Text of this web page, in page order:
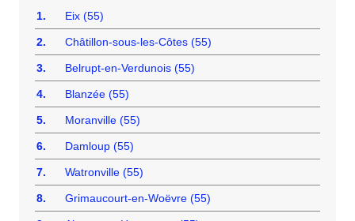
1. Eix (55)
2. Châtillon-sous-les-Côtes (55)
3. Belrupt-en-Verdunois (55)
4. Blanzée (55)
5. Moranville (55)
6. Damloup (55)
7. Watronville (55)
8. Grimaucourt-en-Woëvre (55)